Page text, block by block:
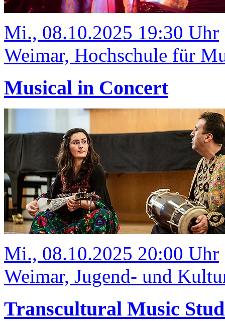
Mi., 08.10.2025 19:30 Uhr
Weimar, Hochschule für
Musical in Concert
Mi., 08.10.2025 20:00 Uhr
Weimar, Jugend- und
Transcultural Music